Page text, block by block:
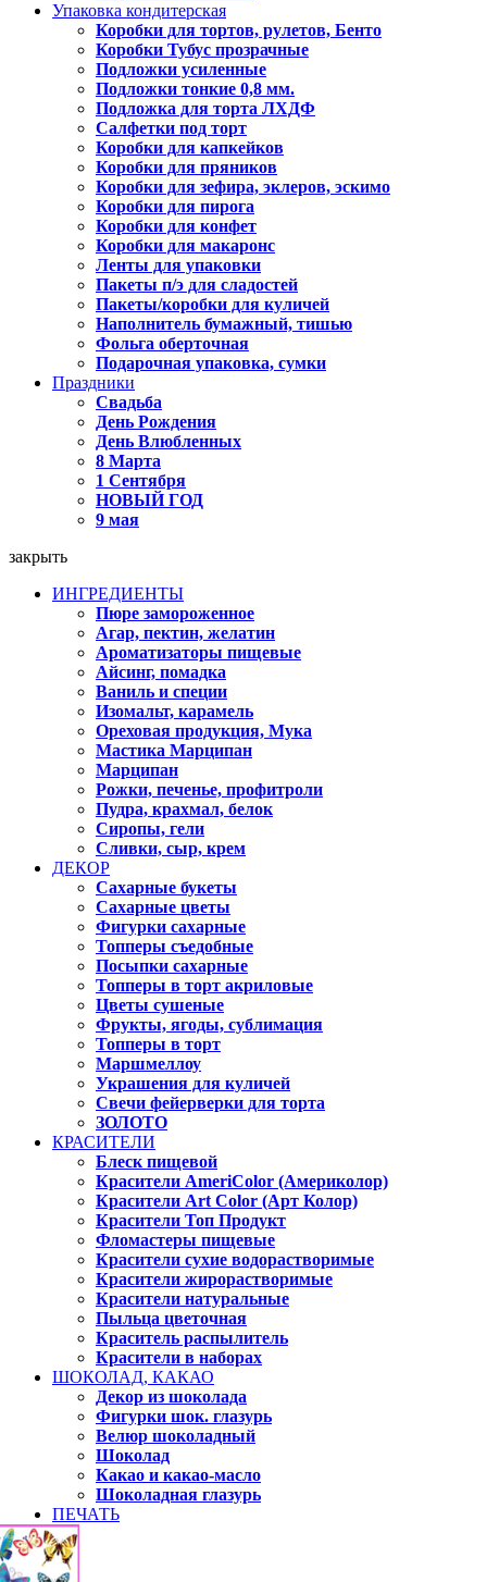
Упаковка кондитерская
Коробки для тортов, рулетов, Бенто
Коробки Тубус прозрачные
Подложки усиленные
Подложки тонкие 0,8 мм.
Подложка для торта ЛХДФ
Салфетки под торт
Коробки для капкейков
Коробки для пряников
Коробки для зефира, эклеров, эскимо
Коробки для пирога
Коробки для конфет
Коробки для макаронс
Ленты для упаковки
Пакеты п/э для сладостей
Пакеты/коробки для куличей
Наполнитель бумажный, тишью
Фольга оберточная
Подарочная упаковка, сумки
Праздники
Свадьба
День Рождения
День Влюбленных
8 Марта
1 Сентября
НОВЫЙ ГОД
9 мая
закрыть
ИНГРЕДИЕНТЫ
Пюре замороженное
Агар, пектин, желатин
Ароматизаторы пищевые
Айсинг, помадка
Ваниль и специи
Изомальт, карамель
Ореховая продукция, Мука
Мастика Марципан
Марципан
Рожки, печенье, профитроли
Пудра, крахмал, белок
Сиропы, гели
Сливки, сыр, крем
ДЕКОР
Сахарные букеты
Сахарные цветы
Фигурки сахарные
Топперы съедобные
Посыпки сахарные
Топперы в торт акриловые
Цветы сушеные
Фрукты, ягоды, сублимация
Топперы в торт
Маршмеллоу
Украшения для куличей
Свечи фейерверки для торта
ЗОЛОТО
КРАСИТЕЛИ
Блеск пищевой
Красители AmeriColor (Америколор)
Красители Art Color (Арт Колор)
Красители Топ Продукт
Фломастеры пищевые
Красители сухие водорастворимые
Красители жирорастворимые
Красители натуральные
Пыльца цветочная
Краситель распылитель
Красители в наборах
ШОКОЛАД, КАКАО
Декор из шоколада
Фигурки шок. глазурь
Велюр шоколадный
Шоколад
Какао и какао-масло
Шоколадная глазурь
ПЕЧАТЬ